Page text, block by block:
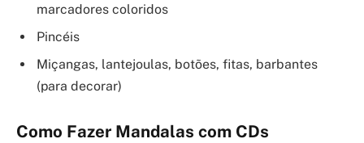
marcadores coloridos
Pincéis
Miçangas, lantejoulas, botões, fitas, barbantes
(para decorar)
Como Fazer Mandalas com CDs